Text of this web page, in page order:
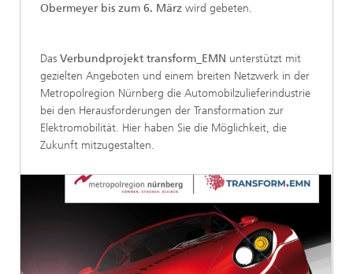
Obermeyer bis zum 6. März wird gebeten.
Das Verbundprojekt transform_EMN unterstützt mit
gezielten Angeboten und einem breiten Netzwerk in der
Metropolregion Nürnberg die Automobilzulieferindustrie
bei den Herausforderungen der Transformation zur
Elektromobilität. Hier haben Sie die Möglichkeit, die
Zukunft mitzugestalten.